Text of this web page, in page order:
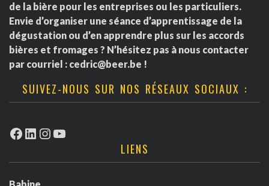
de la bière pour les entreprises ou les particuliers.
Envie d’organiser une séance d’apprentissage de la
dégustation ou d’en apprendre plus sur les accords
bières et fromages ? N’hésitez pas à nous contacter
par courriel : cedric@beer.be !
SUIVEZ-NOUS SUR NOS RÉSEAUX SOCIAUX :
Facebook
LinkedIn
Instagram
YouTube
LIENS